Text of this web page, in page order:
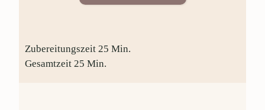
Zubereitungszeit 25 Min.
Gesamtzeit 25 Min.